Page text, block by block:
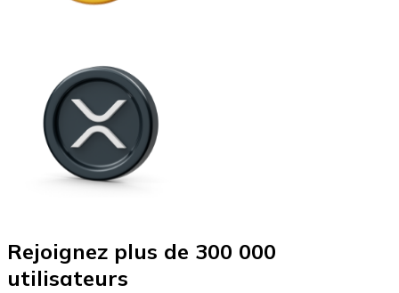
Rejoignez plus de 300 000
utilisateurs